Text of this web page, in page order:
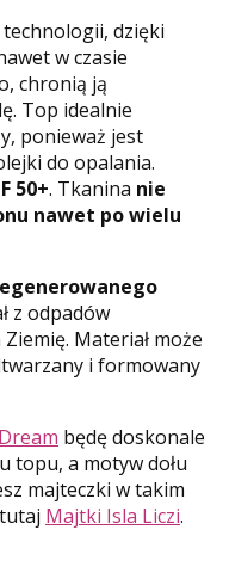
dzięki
w czasie
chronią ją
Top idealnie
ponieważ jest
do opalania.
50+. Tkanina nie
nawet po wielu
z odpadów
Materiał może
i formowany
będę doskonale
topu, a motyw dołu
majteczki w takim
Majtki Isla Liczi.